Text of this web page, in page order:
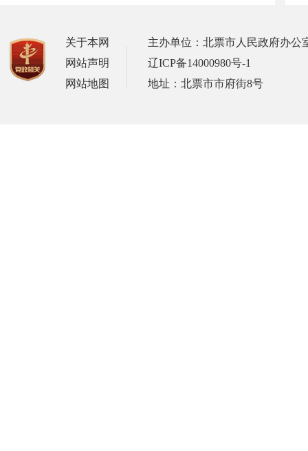
关于本网
网站声明
网站地图
主办单位：北票市人民政府办公
辽ICP备14000980号-1
地址：北票市市府街8号